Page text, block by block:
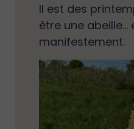
Il est des
être une abeille…
manifestement.